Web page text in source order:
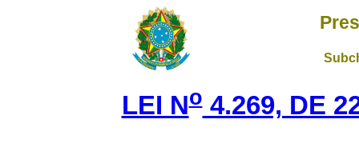
LEI No4.269, DE